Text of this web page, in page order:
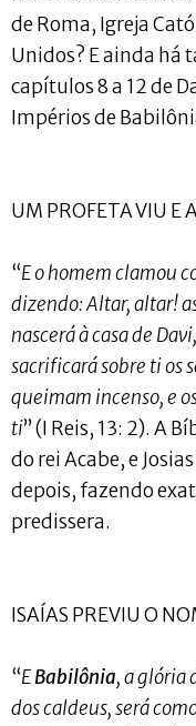
de Roma, Igreja
Unidos? E ainda há
capítulos 8 a 12 de
Impérios de
UM PROFETA VIU E
“E o homem clamou
dizendo: Altar, altar!
nascerá à casa de
sacrificará sobre ti os
queimam incenso, e
ti” (I Reis, 13: 2). A
do rei Acabe, e
depois, fazendo
predissera.
ISAÍAS PREVIU O
“EBabilônia, a glória
dos caldeus, será